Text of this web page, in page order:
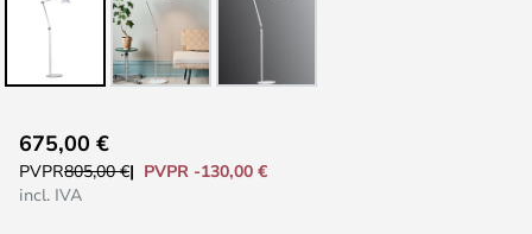
comienzo
675,00 €
PVPR805,00 €
PVPR -130,00 €
incl. IVA